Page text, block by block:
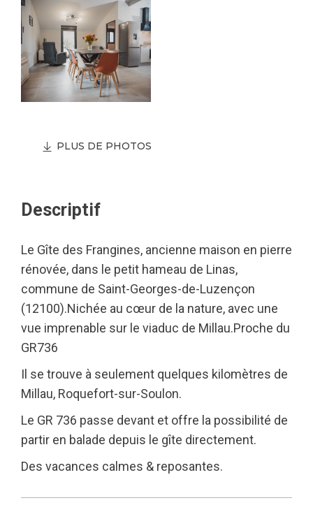
PLUS DE PHOTOS
Descriptif
Le Gîte des Frangines, ancienne maison en pierre
rénovée, dans le petit hameau de Linas,
commune de Saint-Georges-de-Luzençon
(12100).Nichée au cœur de la nature, avec une
vue imprenable sur le viaduc de Millau.Proche du
GR736
Il se trouve à seulement quelques kilomètres de
Millau, Roquefort-sur-Soulon.
Le GR 736 passe devant et offre la possibilité de
partir en balade depuis le gîte directement.
Des vacances calmes & reposantes.